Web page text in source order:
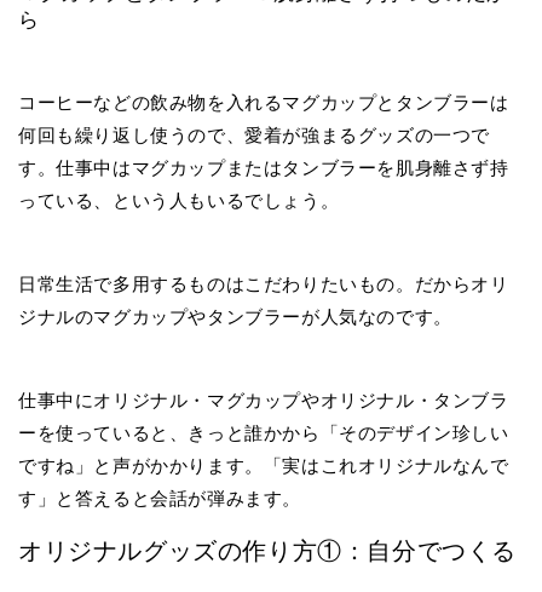
ら
コーヒーなどの飲み物を入れるマグカップとタンブラーは
何回も繰り返し使うので、愛着が強まるグッズの一つで
す。仕事中はマグカップまたはタンブラーを肌身離さず持
っている、という人もいるでしょう。
日常生活で多用するものはこだわりたいもの。だからオリ
ジナルのマグカップやタンブラーが人気なのです。
仕事中にオリジナル・マグカップやオリジナル・タンブラ
ーを使っていると、きっと誰かから「そのデザイン珍しい
ですね」と声がかかります。「実はこれオリジナルなんで
す」と答えると会話が弾みます。
オリジナルグッズの作り方①：自分でつくる